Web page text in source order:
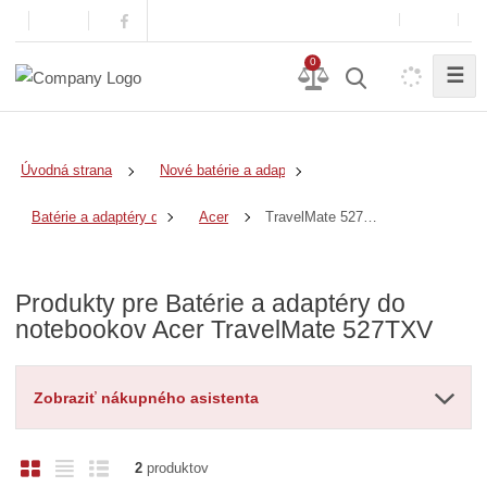
0
☰
Úvodná strana Nové batérie a adaptéry
Batérie a adaptéry do notebookov
Acer
Produkty pre Batérie a adaptéry do
notebookov Acer TravelMate 527TXV
Zobraziť nákupného asistenta
O
R
2produktov